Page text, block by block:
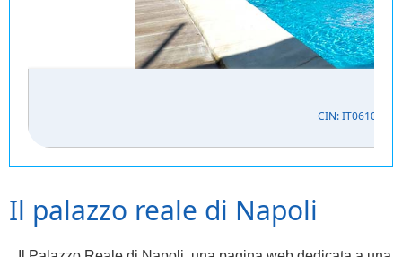
CIN:
Il palazzo reale di Napoli